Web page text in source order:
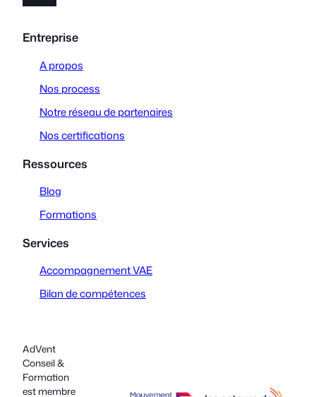
n
t
a
r
a
m
i
k
e
I
n
Entreprise
A propos
Nos process
Notre réseau de partenaires
Nos certifications
Ressources
Blog
Formations
Services
Accompagnement VAE
Bilan de compétences
AdVent
Conseil &
Formation
est membre